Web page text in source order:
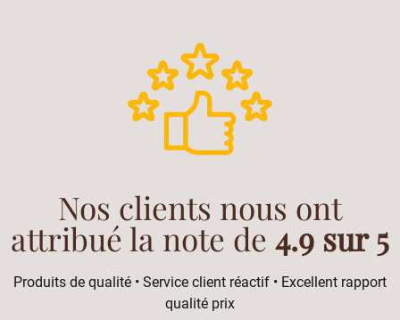
Nos clients nous ont
attribué la note de 4.9 sur 5
Produits de qualité • Service client réactif • Excellent rapport
qualité prix